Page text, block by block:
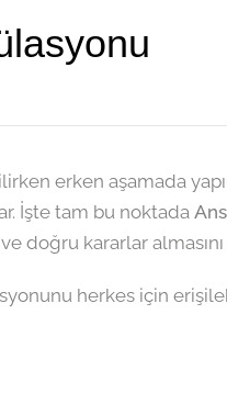
erken aşamada
İşte tam bu noktada
doğru kararlar almasını
herkes için